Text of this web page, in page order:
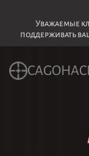
Уважаемые
поддерживать